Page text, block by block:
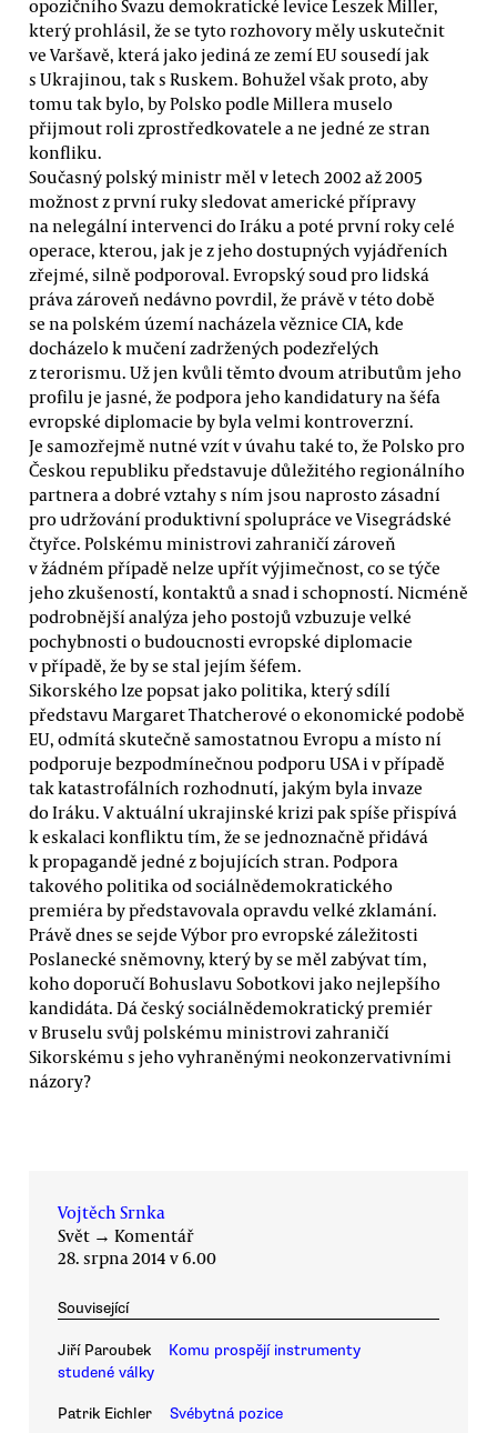
opozičního Svazu demokratické levice Leszek Miller,
který prohlásil, že se tyto rozhovory měly uskutečnit
ve Varšavě, která jako jediná ze zemí EU sousedí jak
s Ukrajinou, tak s Ruskem. Bohužel však proto, aby
tomu tak bylo, by Polsko podle Millera muselo
přijmout roli zprostředkovatele a ne jedné ze stran
konfliku.
Současný polský ministr měl v letech 2002 až 2005
možnost z první ruky sledovat americké přípravy
na nelegální intervenci do Iráku a poté první roky celé
operace, kterou, jak je z jeho dostupných vyjádřeních
zřejmé, silně podporoval. Evropský soud pro lidská
práva zároveň nedávno povrdil, že právě v této době
se na polském území nacházela věznice CIA, kde
docházelo k mučení zadržených podezřelých
z terorismu. Už jen kvůli těmto dvoum atributům jeho
profilu je jasné, že podpora jeho kandidatury na šéfa
evropské diplomacie by byla velmi kontroverzní.
Je samozřejmě nutné vzít v úvahu také to, že Polsko pro
Českou republiku představuje důležitého regionálního
partnera a dobré vztahy s ním jsou naprosto zásadní
pro udržování produktivní spolupráce ve Visegrádské
čtyřce. Polskému ministrovi zahraničí zároveň
v žádném případě nelze upřít výjimečnost, co se týče
jeho zkušeností, kontaktů a snad i schopností. Nicméně
podrobnější analýza jeho postojů vzbuzuje velké
pochybnosti o budoucnosti evropské diplomacie
v případě, že by se stal jejím šéfem.
Sikorského lze popsat jako politika, který sdílí
představu Margaret Thatcherové o ekonomické podobě
EU, odmítá skutečně samostatnou Evropu a místo ní
podporuje bezpodmínečnou podporu USA i v případě
tak katastrofálních rozhodnutí, jakým byla invaze
do Iráku. V aktuální ukrajinské krizi pak spíše přispívá
k eskalaci konfliktu tím, že se jednoznačně přidává
k propagandě jedné z bojujících stran. Podpora
takového politika od sociálnědemokratického
premiéra by představovala opravdu velké zklamání.
Právě dnes se sejde Výbor pro evropské záležitosti
Poslanecké sněmovny, který by se měl zabývat tím,
koho doporučí Bohuslavu Sobotkovi jako nejlepšího
kandidáta. Dá český sociálnědemokratický premiér
v Bruselu svůj polskému ministrovi zahraničí
Sikorskému s jeho vyhraněnými neokonzervativními
názory?
Vojtěch Srnka
Svět → Komentář
28. srpna 2014 v 6.00
Související
Jiří Paroubek
Komu prospějí instrumenty
studené války
Patrik Eichler Svébytná pozice